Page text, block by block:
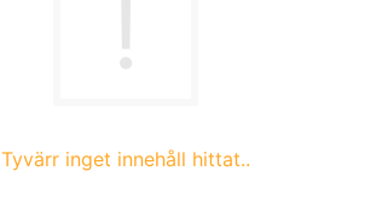
Tyvärr inget innehåll hittat..